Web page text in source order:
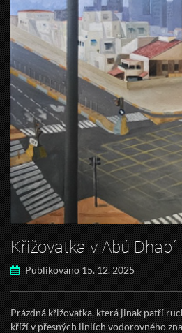
Křižovatka v Abú Dhabí
Publikováno 15. 12. 2025
Prázdná křižovatka, která jinak patří
kříží v přesných liniích vodorovného